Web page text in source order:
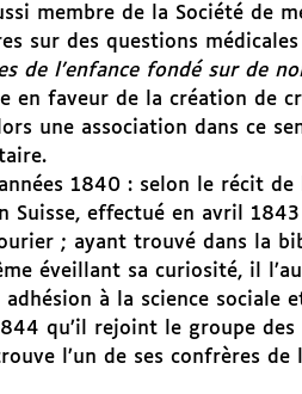
membre de la Société de
sur des questions
de l’enfance fondé sur de
en faveur de la création de
une association dans ce
1840 : selon le récit de
Suisse, effectué en avril
; ayant trouvé dans la
éveillant sa curiosité, il
à la science sociale
qu’il rejoint le groupe
l’un de ses confrères de